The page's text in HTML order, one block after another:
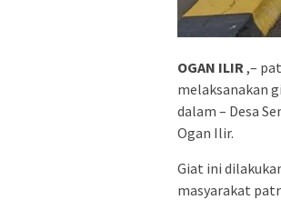
OGAN ILIR ,–
melaksanakan
dalam – Desa
Ogan Ilir.
Giat ini
masyarakat